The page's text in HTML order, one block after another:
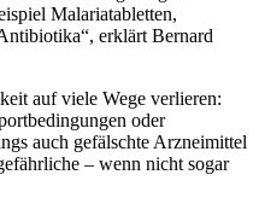
Malariatabletten,
erklärt Bernard
auf viele Wege verlieren:
oder
auch gefälschte Arzneimittel
– wenn nicht sogar